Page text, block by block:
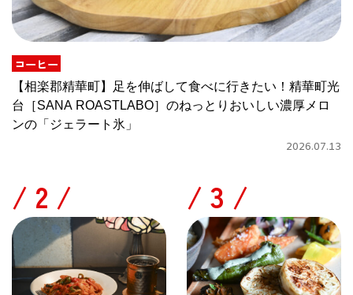
コーヒー
【相楽郡精華町】足を伸ばして食べに行きたい！精華町光
台［SANA ROASTLABO］のねっとりおいしい濃厚メロ
ンの「ジェラート氷」
2026.07.13
/ /